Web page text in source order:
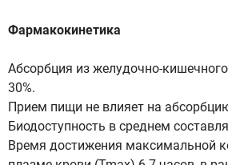
Фармакокинетика
Абсорбция из желудочно-
30%.
Прием пищи не влияет на
Биодоступность в среднем
Время достижения максимальной